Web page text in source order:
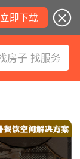
立即下载
房子 找服务